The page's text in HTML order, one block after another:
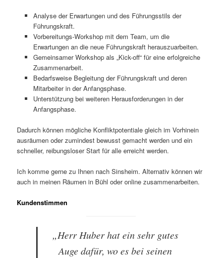
Analyse der Erwartungen und des Führungsstils der
Führungskraft.
Vorbereitungs-Workshop mit dem Team, um die
Erwartungen an die neue Führungskraft herauszuarbeiten.
Gemeinsamer Workshop als „Kick-off“ für eine erfolgreiche
Zusammenarbeit.
Bedarfsweise Begleitung der Führungskraft und deren
Mitarbeiter in der Anfangsphase.
Unterstützung bei weiteren Herausforderungen in der
Anfangsphase.
Dadurch können mögliche Konfliktpotentiale gleich im Vorhinein
ausräumen oder zumindest bewusst gemacht werden und ein
schneller, reibungsloser Start für alle erreicht werden.
Ich komme gerne zu Ihnen nach Sinsheim. Alternativ können wir
auch in meinen Räumen in Bühl oder online zusammenarbeiten.
Kundenstimmen
„Herr Huber hat ein sehr gutes
Auge dafür, wo es bei seinen